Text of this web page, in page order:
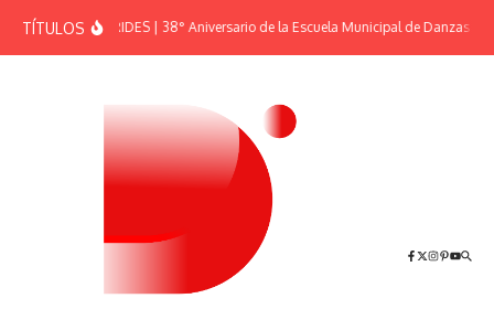
TÍTULOSEFEMÉRIDES | 38° Aniversario de la Escuela Municipal de Danzas “El